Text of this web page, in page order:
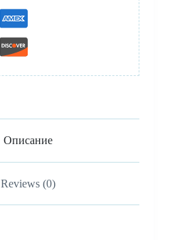
Описание
Reviews (0)